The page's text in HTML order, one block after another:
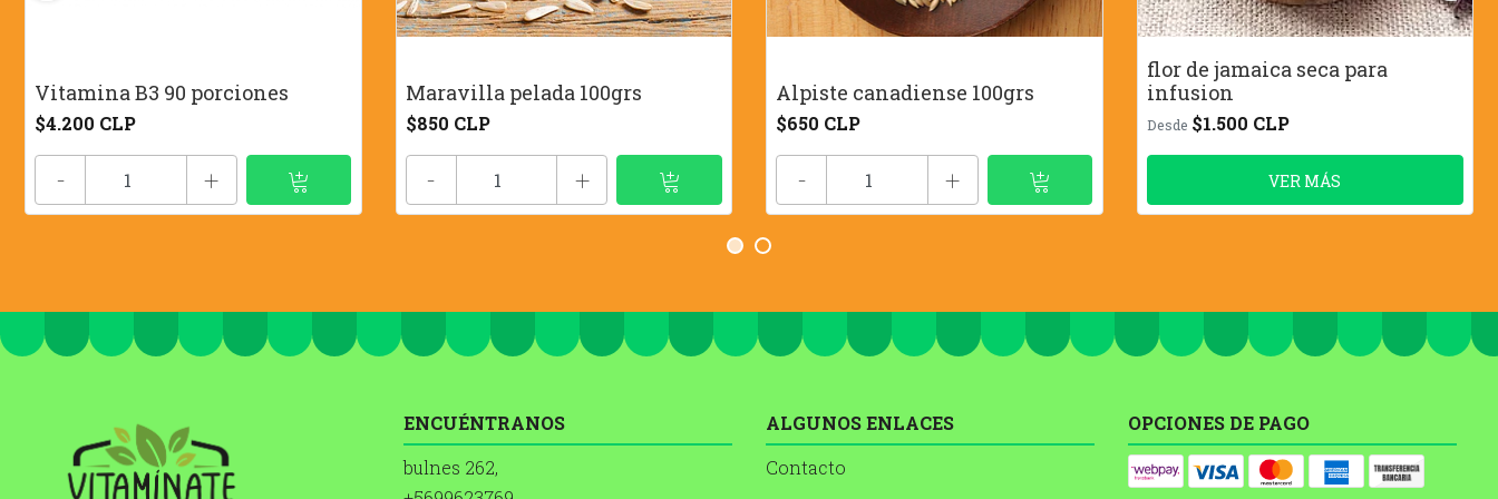
Vitamina B3 90 porciones
$4.200 CLP
- +
Maravilla pelada 100grs
$850 CLP
- +
Alpiste canadiense 100grs
$650 CLP
- +
flor de jamaica seca para
infusion
Desde $1.500 CLP
VER MÁS
ENCUÉNTRANOS
bulnes 262,
ALGUNOS ENLACES
Contacto
OPCIONES DE PAGO